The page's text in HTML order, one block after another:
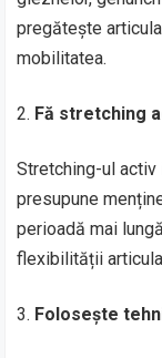
pregătește
mobilitatea.
Fă stretching
Stretching-ul
presupune
perioadă mai
flexibilității
Folosește